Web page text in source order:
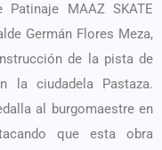
MAAZ SKATE
Germán Flores Meza,
de la pista de
la ciudadela Pastaza.
al burgomaestre en
que esta obra